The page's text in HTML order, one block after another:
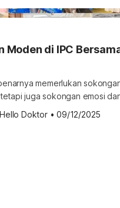
Moden di IPC
memerlukan
juga sokongan emosi
terjaga. Lebih menyedihkan,
diri mungkin sudah
Doktor • 09/12/2025